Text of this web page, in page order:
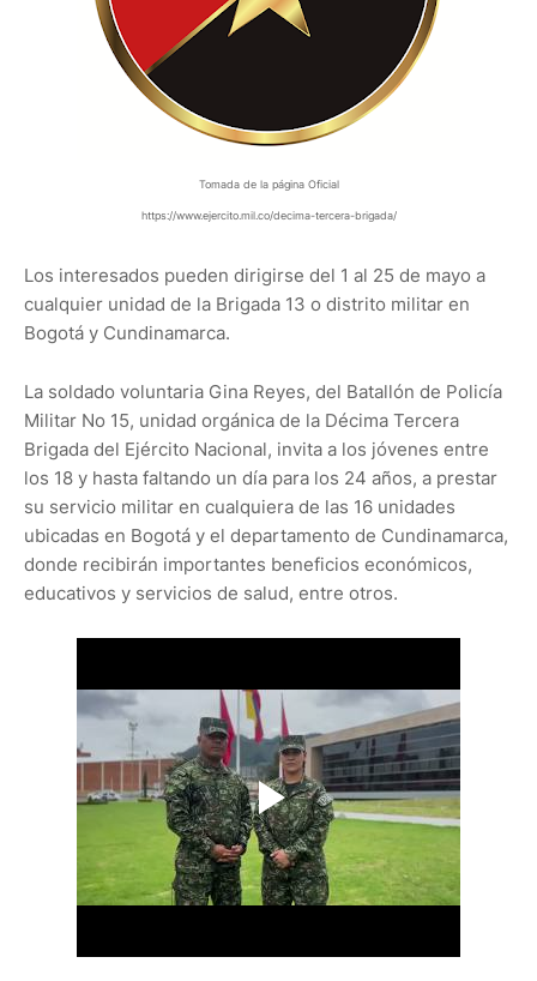
Tomada de la página Oficial
https://www.ejercito.mil.co/decima-tercera-brigada/
Los interesados pueden dirigirse del 1 al 25 de mayo a
cualquier unidad de la Brigada 13 o distrito militar en
Bogotá y Cundinamarca.
La soldado voluntaria Gina Reyes, del Batallón de Policía
Militar No 15, unidad orgánica de la Décima Tercera
Brigada del Ejército Nacional, invita a los jóvenes entre
los 18 y hasta faltando un día para los 24 años, a prestar
su servicio militar en cualquiera de las 16 unidades
ubicadas en Bogotá y el departamento de Cundinamarca,
donde recibirán importantes beneficios económicos,
educativos y servicios de salud, entre otros.